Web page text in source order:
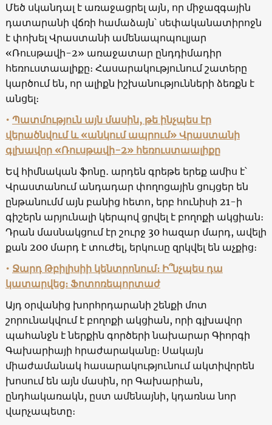
Մեծ սկանդալ է առաջացրել այն, որ միջազգային
դատարանի վճռի համաձայն՝ սեփականատիրոջն
է փոխել Վրաստանի ամենապոպուլյար
«Ռուսթավի-2» առաջատար ընդդիմադիր
հեռուստաալիքը։ Հասարակությունում շատերը
կարծում են, որ ալիքն իշխանությունների ձեռքն է
անցել։
• Պատմություն այն մասին, թե ինչպես էր
վերածնվում և «անկում ապրում» Վրաստանի
գլխավոր «Ռուսթավի-2» հեռուստաալիքը
Եվ հիմնական ֆոնը․ արդեն գրեթե երեք ամիս է՝
Վրաստանում անդադար փողոցային ցույցեր են
ընթանումմ այն բանից հետո, երբ հունիսի 21-ի
գիշերն արյունալի կերպով ցրվել է բողոքի ակցիան։
Դրան մասնակցում էր շուրջ 30 հազար մարդ, ավելի
քան 200 մարդ է տուժել, երկուսը զրկվել են աչքից։
• Ջարդ Թբիլիսիի կենտրոնում։ Ի՞նչպես դա
կատարվեց։ Ֆոտոռեպորտաժ
Այդ օրվանից խորհրդարանի շենքի մոտ
շորունակվում է բողոքի ակցիան, որի գլխավոր
պահանջն է ներքին գործերի նախարար Գիորգի
Գախարիայի հրաժարականը։ Սակայն
միաժամանակ հասարակությունում ակտիվորեն
խոսում են այն մասին, որ Գախարիան,
ընդհակառակն, ըստ ամենայնի, կդառնա նոր
վարչապետը։